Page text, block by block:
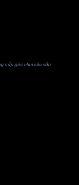
cấp góc nhìn sâu sắc